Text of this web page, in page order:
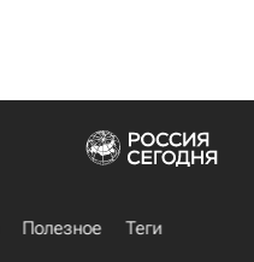
Полезное
Теги